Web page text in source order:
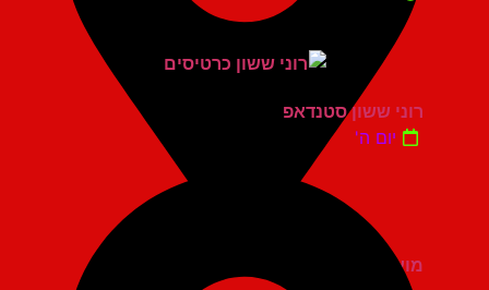
מועדון הגריי יהוד
רוני ששון סטנדאפ
יום ה'